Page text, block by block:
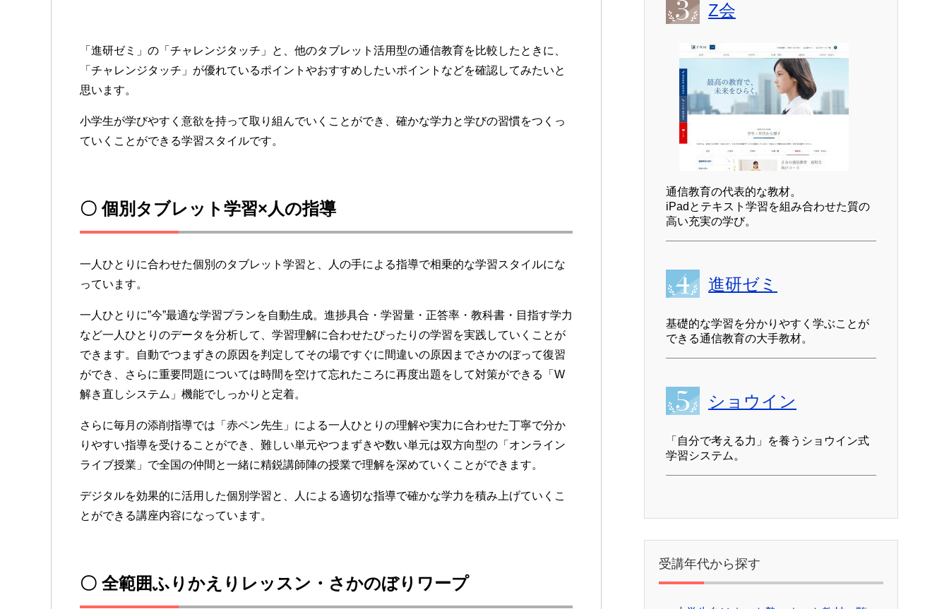
「進研ゼミ」の「チャレンジタッチ」と、他のタブレット活用型の通信教育を比較したときに、
「チャレンジタッチ」が優れているポイントやおすすめしたいポイントなどを確認してみたいと
思います。
小学生が学びやすく意欲を持って取り組んでいくことができ、確かな学力と学びの習慣をつくっ
ていくことができる学習スタイルです。
〇 個別タブレット学習×人の指導
一人ひとりに合わせた個別のタブレット学習と、人の手による指導で相乗的な学習スタイルにな
っています。
一人ひとりに”今”最適な学習プランを自動生成。進捗具合・学習量・正答率・教科書・目指す学力
など一人ひとりのデータを分析して、学習理解に合わせたぴったりの学習を実践していくことが
できます。自動でつまずきの原因を判定してその場ですぐに間違いの原因までさかのぼって復習
ができ、さらに重要問題については時間を空けて忘れたころに再度出題をして対策ができる「W
解き直しシステム」機能でしっかりと定着。
さらに毎月の添削指導では「赤ペン先生」による一人ひとりの理解や実力に合わせた丁寧で分か
りやすい指導を受けることができ、難しい単元やつまずきや数い単元は双方向型の「オンライン
ライブ授業」で全国の仲間と一緒に精鋭講師陣の授業で理解を深めていくことができます。
デジタルを効果的に活用した個別学習と、人による適切な指導で確かな学力を積み上げていくこ
とができる講座内容になっています。
〇 全範囲ふりかえりレッスン・さかのぼりワープ
Z会
通信教育の代表的な教材。
iPadとテキスト学習を組み合わせた質の
高い充実の学び。
進研ゼミ
基礎的な学習を分かりやすく学ぶことが
できる通信教育の大手教材。
ショウイン
「自分で考える力」を養うショウイン式
学習システム。
受講年代から探す